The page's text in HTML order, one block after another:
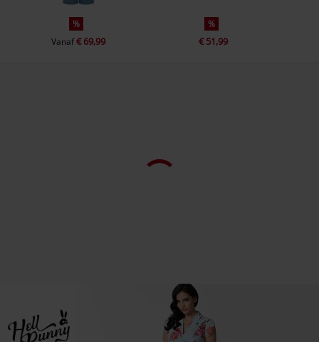
%
Vanaf€ 69,99
%
€ 51,99